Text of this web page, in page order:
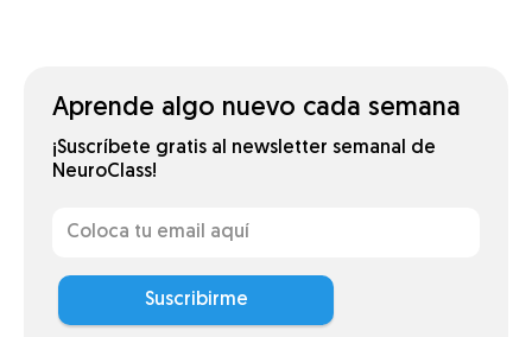
Aprende algo nuevo cada semana
¡Suscríbete gratis al newsletter semanal de
NeuroClass!
Suscribirme